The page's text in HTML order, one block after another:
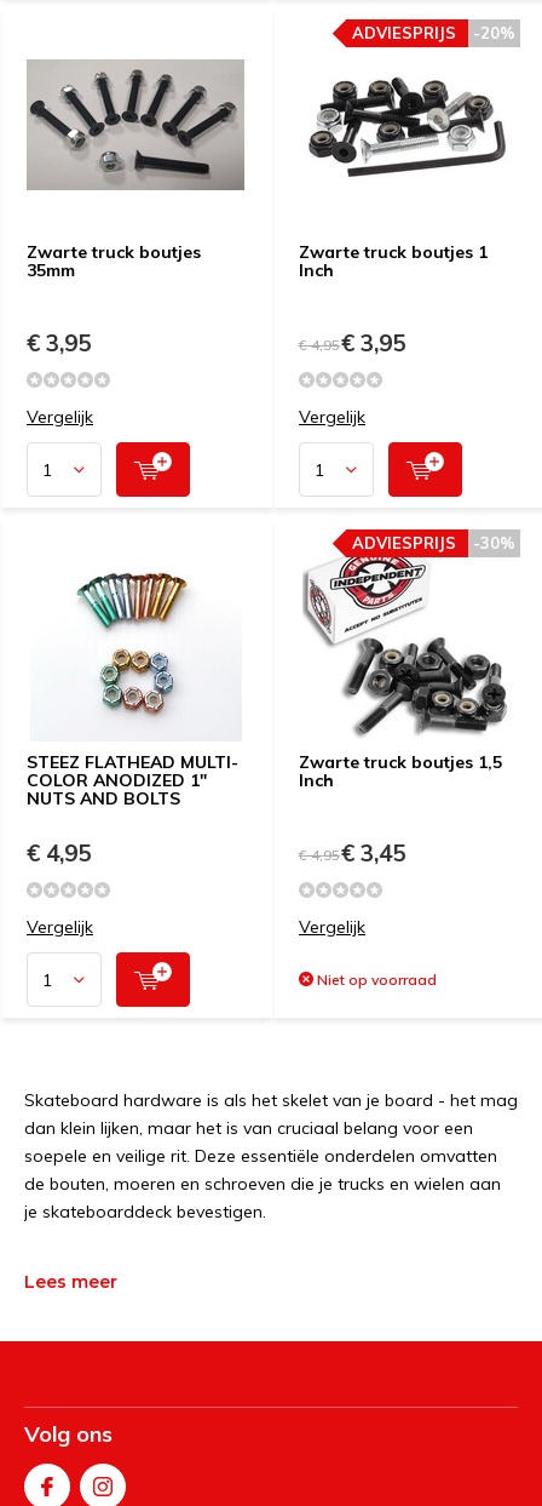
Zwarte truck boutjes
35mm
€ 3,95
Vergelijk
Zwarte truck boutjes 1
Inch
-20%
ADVIESPRIJS
€ 4,95€ 3,95
Vergelijk
STEEZ FLATHEAD MULTI-
COLOR ANODIZED 1"
NUTS AND BOLTS
€ 4,95
Vergelijk
Zwarte truck boutjes 1,5
Inch
-30%
ADVIESPRIJS
€ 4,95€ 3,45
Vergelijk
Niet op voorraad
Skateboard hardware is als het skelet van je board - het mag
dan klein lijken, maar het is van cruciaal belang voor een
soepele en veilige rit. Deze essentiële onderdelen omvatten
de bouten, moeren en schroeven die je trucks en wielen aan
je skateboarddeck bevestigen.
Je wilt niet dat je skateboard uit elkaar valt terwijl je een
nieuwe trick probeert, toch? Daarom is het cruciaal om te
investeren in hoogwaardige hardware die betrouwbaar is.
Lees meer
Volg ons